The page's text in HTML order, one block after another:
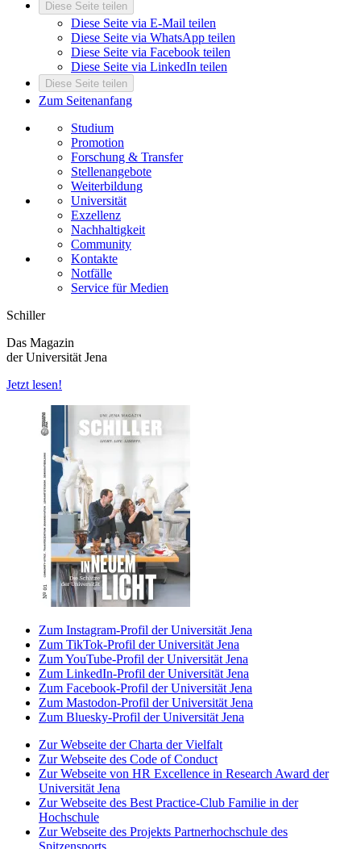
Diese Seite teilen
Diese Seite via E-Mail teilen
Diese Seite via WhatsApp teilen
Diese Seite via Facebook teilen
Diese Seite via LinkedIn teilen
Diese Seite teilen
Zum Seitenanfang
Studium
Promotion
Forschung & Transfer
Stellenangebote
Weiterbildung
Universität
Exzellenz
Nachhaltigkeit
Community
Kontakte
Notfälle
Service für Medien
Schiller
Das Magazin
der Universität Jena
Jetzt lesen!
Zum Instagram-Profil der Universität Jena
Zum TikTok-Profil der Universität Jena
Zum YouTube-Profil der Universität Jena
Zum LinkedIn-Profil der Universität Jena
Zum Facebook-Profil der Universität Jena
Zum Mastodon-Profil der Universität Jena
Zum Bluesky-Profil der Universität Jena
Zur Webseite der Charta der Vielfalt
Zur Webseite des Code of Conduct
Zur Webseite von HR Excellence in Research Award der
Universität Jena
Zur Webseite des Best Practice-Club Familie in der
Hochschule
Zur Webseite des Projekts Partnerhochschule des
Spitzensports